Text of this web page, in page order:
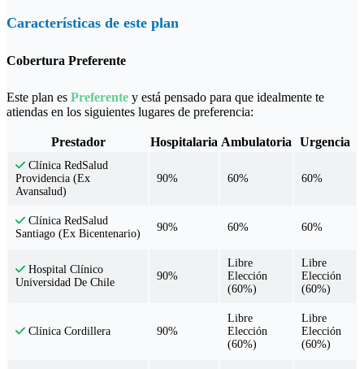
Características de este plan
Cobertura Preferente
Este plan es Preferente y está pensado para que idealmente te
atiendas en los siguientes lugares de preferencia:
Prestador Hospitalaria Ambulatoria Urgencia
Clínica RedSalud
Providencia (Ex
Avansalud)
90% 60% 60%
Clínica RedSalud
Santiago (Ex Bicentenario)
90% 60% 60%
Hospital Clínico
Universidad De Chile
90%
Libre
Elección
(60%)
Libre
Elección
(60%)
Clínica Cordillera 90%
Libre
Elección
(60%)
Libre
Elección
(60%)